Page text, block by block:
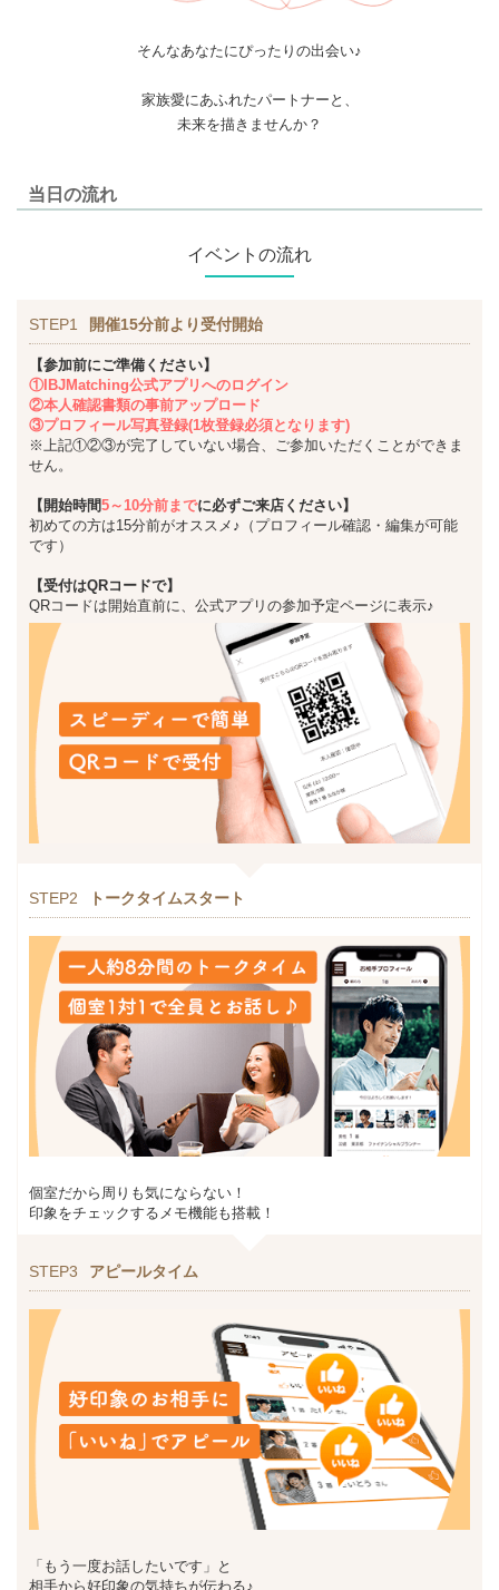
そんなあなたにぴったりの出会い♪
家族愛にあふれたパートナーと、
未来を描きませんか？
当日の流れ
イベントの流れ
STEP1 開催15分前より受付開始
【参加前にご準備ください】
①IBJMatching公式アプリへのログイン
②本人確認書類の事前アップロード
③プロフィール写真登録(1枚登録必須となります)
※上記①②③が完了していない場合、ご参加いただくことができま
せん。
【開始時間5～10分前までに必ずご来店ください】
初めての方は15分前がオススメ♪（プロフィール確認・編集が可能
です）
【受付はQRコードで】
QRコードは開始直前に、公式アプリの参加予定ページに表示♪
STEP2 トークタイムスタート
個室だから周りも気にならない！
印象をチェックするメモ機能も搭載！
STEP3 アピールタイム
「もう一度お話したいです」と
相手から好印象の気持ちが伝わる♪